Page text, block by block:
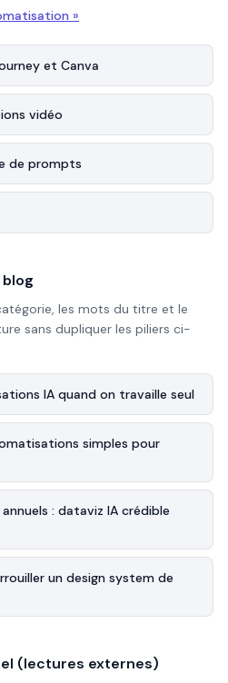
»
et Canva
vidéo
de prompts
les mots du titre et le
sans dupliquer les piliers ci-
IA quand on travaille seul
simples pour
: dataviz IA crédible
un design system de
(lectures externes)